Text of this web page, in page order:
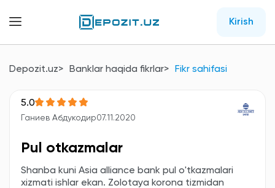
Kirish
Depozit.uz Banklar haqida fikrlar Fikr sahifasi
5.0
Ганиев Абдукодир07.11.2020
Pul otkazmalar
Shanba kuni Asia alliance bank pul o'tkazmalari
xizmati ishlar ekan. Zolotaya korona tizmidan